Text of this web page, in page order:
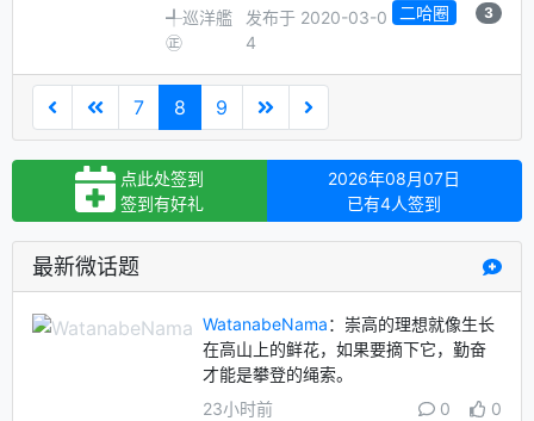
╃巡洋艦
㊣
发布于 2020-03-0
4
二哈圈 3
7 8 9
点此处签到
签到有好礼
2026年08月07日
已有4人签到
最新微话题
WatanabeNama：崇高的理想就像生长
在高山上的鲜花，如果要摘下它，勤奋
才能是攀登的绳索。
23小时前
0 0